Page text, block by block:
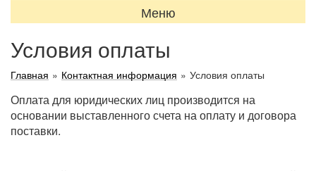
Меню
Условия оплаты
Главная » Контактная информация » Условия оплаты
Оплата для юридических лиц производится на
основании выставленного счета на оплату и договора
поставки.